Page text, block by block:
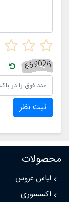
ثبت نظر
محصولات
لباس عروس
اکسسوری